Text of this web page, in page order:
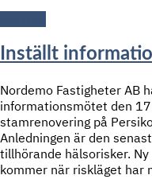
Inställt
Nordemo Fastigheter AB
informationsmötet den
stamrenovering på
Anledningen är den
tillhörande hälsorisker.
kommer när riskläget har